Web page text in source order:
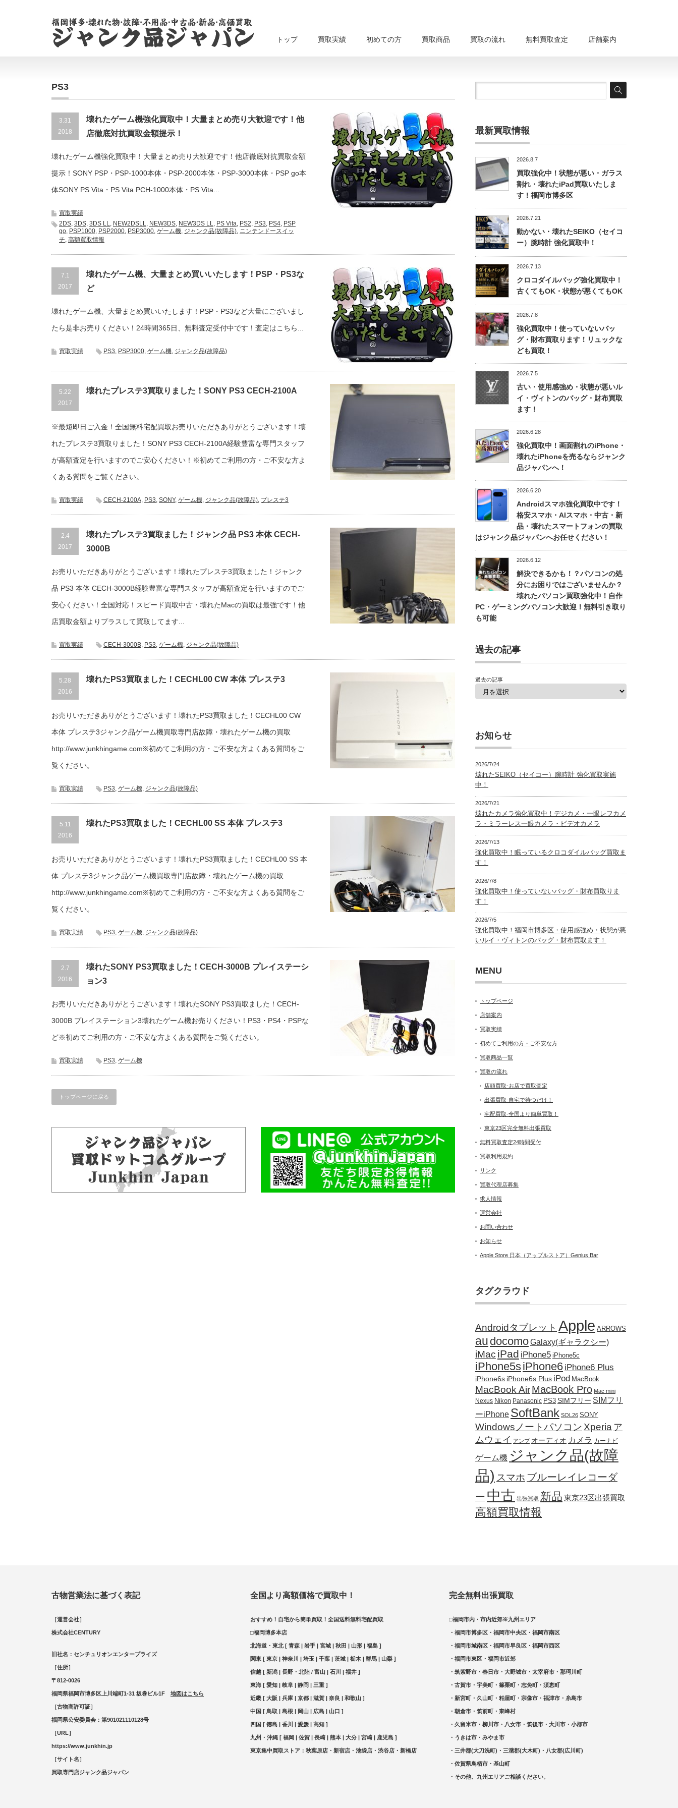
トップ 買取実績 初めての方 買取商品 買取の流れ 無料買取査定 店舗案内
PS3
3.31
2018
壊れたゲーム機強化買取中！大量まとめ売り大歓迎です！他
店徹底対抗買取金額提示！
壊れたゲーム機強化買取中！大量まとめ売り大歓迎です！他店徹底対抗買取金額
提示！SONY PSP・PSP-1000本体・PSP-2000本体・PSP-3000本体・PSP go本
体SONY PS Vita・PS Vita PCH-1000本体・PS Vita...
買取実績
2DS, 3DS, 3DS LL, NEW2DSLL, NEW3DS, NEW3DS LL, PS Vita, PS2, PS3, PS4, PSP
go, PSP1000, PSP2000, PSP3000, ゲーム機, ジャンク品(故障品), ニンテンドースイッ
チ, 高額買取情報
7.1
2017
壊れたゲーム機、大量まとめ買いいたします！PSP・PS3な
ど
壊れたゲーム機、大量まとめ買いいたします！PSP・PS3など大量にございまし
たら是非お売りください！24時間365日、無料査定受付中です！査定はこちら...
買取実績 PS3, PSP3000, ゲーム機, ジャンク品(故障品)
5.22
2017
壊れたプレステ3買取りました！SONY PS3 CECH-2100A
※最短即日ご入金！全国無料宅配買取お売りいただきありがとうございます！壊
れたプレステ3買取りました！SONY PS3 CECH-2100A経験豊富な専門スタッフ
が高額査定を行いますのでご安心ください！※初めてご利用の方・ご不安な方よ
くある質問をご覧ください。
買取実績 CECH-2100A, PS3, SONY, ゲーム機, ジャンク品(故障品), プレステ3
2.4
2017
壊れたプレステ3買取ました！ジャンク品 PS3 本体 CECH-
3000B
お売りいただきありがとうございます！壊れたプレステ3買取ました！ジャンク
品 PS3 本体 CECH-3000B経験豊富な専門スタッフが高額査定を行いますのでご
安心ください！全国対応！スピード買取中古・壊れたMacの買取は最強です！他
店買取金額よりプラスして買取してます...
買取実績 CECH-3000B, PS3, ゲーム機, ジャンク品(故障品)
5.28
2016
壊れたPS3買取ました！CECHL00 CW 本体 プレステ3
お売りいただきありがとうございます！壊れたPS3買取ました！CECHL00 CW
本体 プレステ3ジャンク品ゲーム機買取専門店故障・壊れたゲーム機の買取
http://www.junkhingame.com※初めてご利用の方・ご不安な方よくある質問をご
覧ください。
買取実績 PS3, ゲーム機, ジャンク品(故障品)
5.11
2016
壊れたPS3買取ました！CECHL00 SS 本体 プレステ3
お売りいただきありがとうございます！壊れたPS3買取ました！CECHL00 SS 本
体 プレステ3ジャンク品ゲーム機買取専門店故障・壊れたゲーム機の買取
http://www.junkhingame.com※初めてご利用の方・ご不安な方よくある質問をご
覧ください。
買取実績 PS3, ゲーム機, ジャンク品(故障品)
2.7
2016
壊れたSONY PS3買取ました！CECH-3000B プレイステーシ
ョン3
お売りいただきありがとうございます！壊れたSONY PS3買取ました！CECH-
3000B プレイステーション3壊れたゲーム機お売りください！PS3・PS4・PSPな
ど※初めてご利用の方・ご不安な方よくある質問をご覧ください。
買取実績 PS3, ゲーム機
トップページに戻る
最新買取情報
2026.8.7
買取強化中！状態が悪い・ガラス
割れ・壊れたiPad買取いたしま
す！福岡市博多区
2026.7.21
動かない・壊れたSEIKO（セイコ
ー）腕時計 強化買取中！
2026.7.13
クロコダイルバッグ強化買取中！
古くてもOK・状態が悪くてもOK
2026.7.8
強化買取中！使っていないバッ
グ・財布買取ります！リュックな
ども買取！
2026.7.5
古い・使用感強め・状態が悪いル
イ・ヴィトンのバッグ・財布買取
ます！
2026.6.28
強化買取中！画面割れのiPhone・
壊れたiPhoneを売るならジャンク
品ジャパンへ！
2026.6.20
Androidスマホ強化買取中です！
格安スマホ・AIスマホ・中古・新
品・壊れたスマートフォンの買取
はジャンク品ジャパンへお任せください！
2026.6.12
解決できるかも！？パソコンの処
分にお困りではございませんか？
壊れたパソコン買取強化中！自作
PC・ゲーミングパソコン大歓迎！無料引き取り
も可能
過去の記事
過去の記事
お知らせ
2026/7/24
壊れたSEIKO（セイコー）腕時計 強化買取実施
中！
2026/7/21
壊れたカメラ強化買取中！デジカメ・一眼レフカメ
ラ・ミラーレス一眼カメラ・ビデオカメラ
2026/7/13
強化買取中！眠っているクロコダイルバッグ買取ま
す！
2026/7/8
強化買取中！使っていないバッグ・財布買取りま
す！
2026/7/5
強化買取中！福岡市博多区・使用感強め・状態が悪
いルイ・ヴィトンのバッグ・財布買取ます！
MENU
トップページ
店舗案内
買取実績
初めてご利用の方・ご不安な方
買取商品一覧
買取の流れ
店頭買取-お店で買取査定
出張買取-自宅で待つだけ！
宅配買取-全国より簡単買取！
東京23区完全無料出張買取
無料買取査定24時間受付
買取利用規約
リンク
買取代理店募集
求人情報
運営会社
お問い合わせ
お知らせ
Apple Store 日本（アップルストア）Genius Bar
タグクラウド
Androidタブレット Apple ARROWS
au docomoGalaxy(ギャラクシー)
iMac iPad iPhone5 iPhone5c
iPhone5siPhone6 iPhone6 Plus
iPhone6s iPhone6s Plus iPod MacBook
MacBook AirMacBook Pro Mac mini
Nexus Nikon Panasonic PS3 SIMフリー SIMフリ
ーiPhone SoftBank SOL26 SONY
Windowsノートパソコン Xperia ア
ムウェイ アンプ オーディオ カメラ カーナビ
ゲーム機 ジャンク品(故障
品) スマホ ブルーレイレコーダ
ー 中古 出張買取 新品 東京23区出張買取
高額買取情報
古物営業法に基づく表記
［運営会社］
株式会社CENTURY
旧社名：センチュリオンエンタープライズ
［住所］
〒812-0026
福岡県福岡市博多区上川端町1-31 坂巻ビル1F 地図はこちら
［古物商許可証］
福岡県公安委員会：第901021110128号
［URL］
https://www.junkhin.jp
［サイト名］
買取専門店ジャンク品ジャパン
全国より高額価格で買取中！
おすすめ！自宅から簡単買取！全国送料無料宅配買取
□福岡博多本店
北海道・東北 [ 青森 | 岩手 | 宮城 | 秋田 | 山形 | 福島 ]
関東 [ 東京 | 神奈川 | 埼玉 | 千葉 | 茨城 | 栃木 | 群馬 | 山梨 ]
信越 [ 新潟 | 長野・北陸 / 富山 | 石川 | 福井 ]
東海 [ 愛知 | 岐阜 | 静岡 | 三重 ]
近畿 [ 大阪 | 兵庫 | 京都 | 滋賀 | 奈良 | 和歌山 ]
中国 [ 鳥取 | 島根 | 岡山 | 広島 | 山口 ]
四国 [ 徳島 | 香川 | 愛媛 | 高知 ]
九州・沖縄 [ 福岡 | 佐賀 | 長崎 | 熊本 | 大分 | 宮崎 | 鹿児島 ]
東京集中買取ストア：秋葉原店・新宿店・池袋店・渋谷店・新橋店
完全無料出張買取
□福岡市内・市内近郊※九州エリア
・福岡市博多区・福岡市中央区・福岡市南区
・福岡市城南区・福岡市早良区・福岡市西区
・福岡市東区・福岡市近郊
・筑紫野市・春日市・大野城市・太宰府市・那珂川町
・古賀市・宇美町・篠栗町・志免町・須恵町
・新宮町・久山町・粕屋町・宗像市・福津市・糸島市
・朝倉市・筑前町・東峰村
・久留米市・柳川市・八女市・筑後市・大川市・小郡市
・うきは市・みやま市
・三井郡(大刀洗町)・三潴郡(大木町)・八女郡(広川町)
・佐賀県鳥栖市・基山町
・その他、九州エリアご相談ください。